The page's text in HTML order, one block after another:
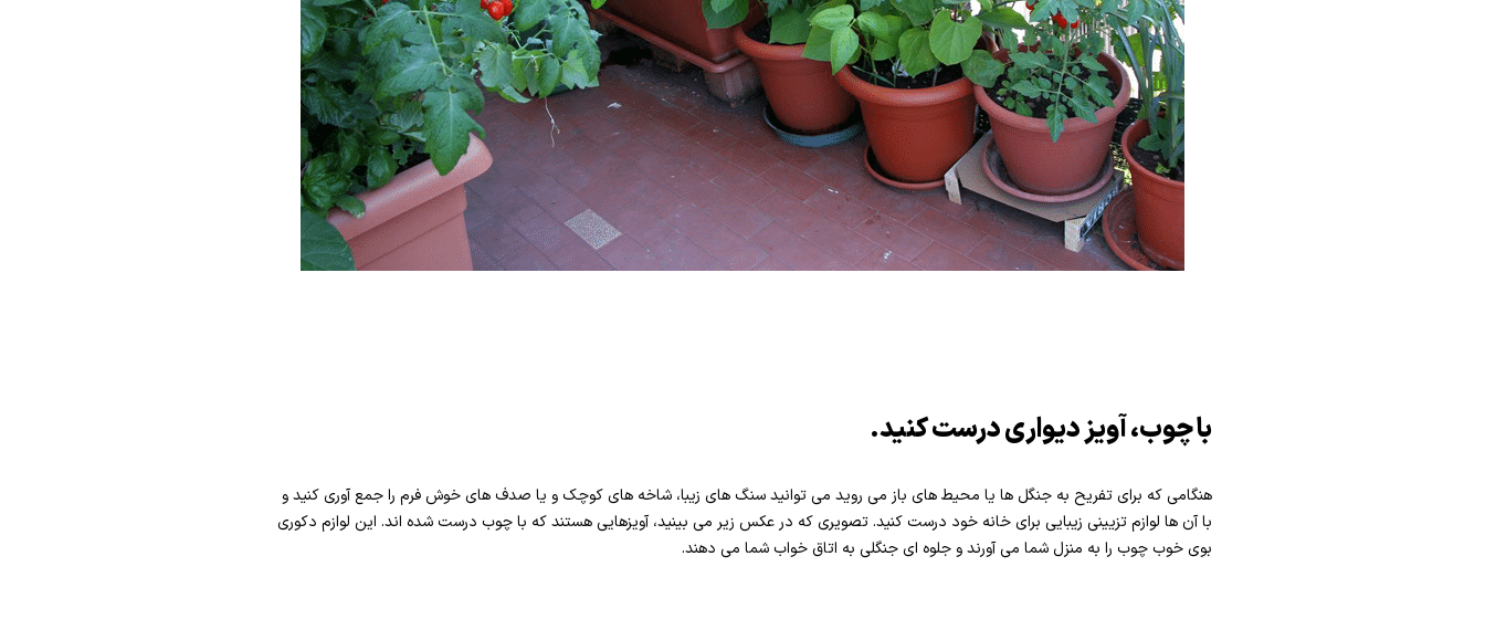
با چوب، آویز دیواری درست کنید.
هنگامی که برای تفریح به جنگل ها یا محیط های باز می روید می توانید سنگ های زیبا، شاخه های کوچک و یا صدف های خوش فرم را جمع آوری کنید و
با آن ها لوازم تزیینی زیبایی برای خانه خود درست کنید. تصویری که در عکس زیر می بینید، آویزهایی هستند که با چوب درست شده اند. این لوازم دکوری
بوی خوب چوب را به منزل شما می آورند و جلوه ای جنگلی به اتاق خواب شما می دهند.